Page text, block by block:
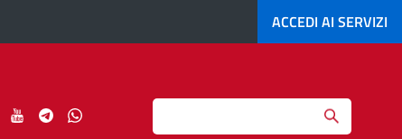
ACCEDI AI SERVIZI
Seguici SeguiciSeguiciSeguici
Search